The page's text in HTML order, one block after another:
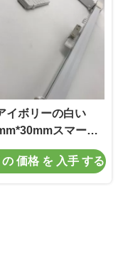
イボリーの白い
スマート
ーテン・レール4
トルのカーテン・
価格 を 入手 する